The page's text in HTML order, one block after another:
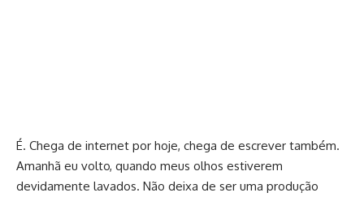
É. Chega de internet por hoje, chega de escrever também.
Amanhã eu volto, quando meus olhos estiverem
devidamente lavados. Não deixa de ser uma produção